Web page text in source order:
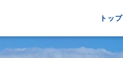
トップ